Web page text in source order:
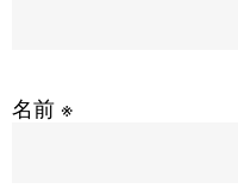
名前 ※